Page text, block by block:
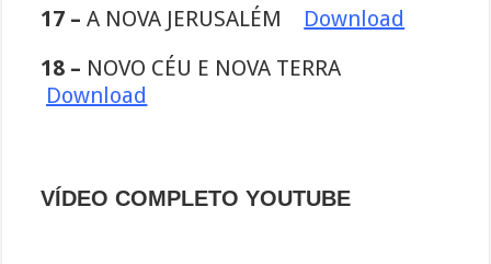
17 – A NOVA JERUSALÉM Download
18 – NOVO CÉU E NOVA TERRA
Download
VÍDEO COMPLETO YOUTUBE